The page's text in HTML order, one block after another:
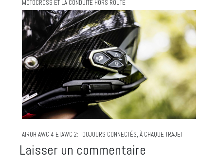
MOTOCROSS ET LA CONDUITE HORS ROUTE
AIROH AWC 4 ETAWC 2: TOUJOURS CONNECTÉS, À CHAQUE TRAJET
Laisser un commentaire